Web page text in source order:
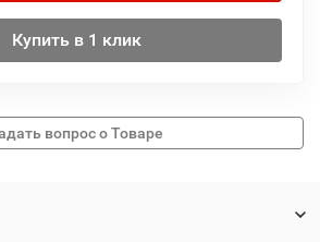
Купить в 1 клик